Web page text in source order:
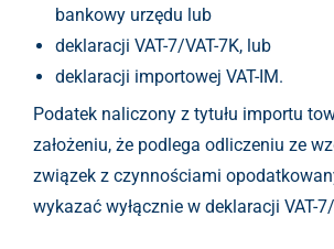
bankowy urzędu lub
deklaracji VAT-7/VAT-7K, lub
deklaracji importowej VAT-IM.
Podatek naliczony z tytułu importu
założeniu, że podlega odliczeniu ze
związek z czynnościami
wykazać wyłącznie w deklaracji VAT-7/